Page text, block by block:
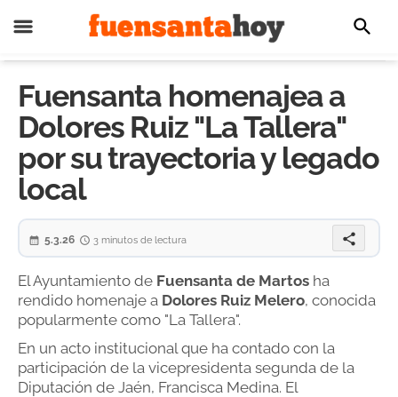
Fuensanta homenajea a
Dolores Ruiz "La Tallera"
por su trayectoria y legado
local
5.3.26 3 minutos de lectura share
El Ayuntamiento de Fuensanta de Martos ha
rendido homenaje a Dolores Ruiz Melero, conocida
popularmente como "La Tallera".
En un acto institucional que ha contado con la
participación de la vicepresidenta segunda de la
Diputación de Jaén, Francisca Medina. El